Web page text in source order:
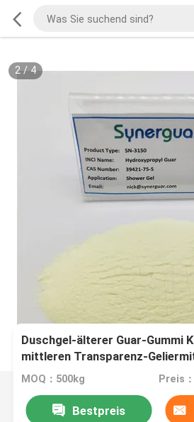
2/ 4
Duschgel-älterer Guar-Gummi
mittleren Transparenz-
MOQ：500kg
Bestpreis